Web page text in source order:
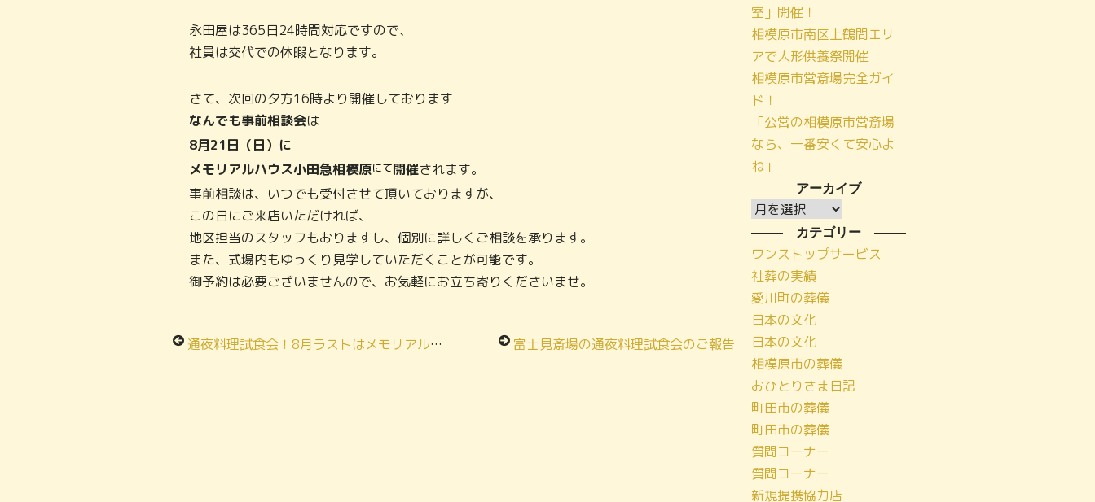
永田屋は365日24時間対応ですので、
社員は交代での休暇となります。
さて、次回の夕方16時より開催しております
なんでも事前相談会は
8月21日（日）に
メモリアルハウス小田急相模原にて開催されます。
事前相談は、いつでも受付させて頂いておりますが、
この日にご来店いただければ、
地区担当のスタッフもおりますし、個別に詳しくご相談を承ります。
また、式場内もゆっくり見学していただくことが可能です。
御予約は必要ございませんので、お気軽にお立ち寄りくださいませ。
通夜料理試食会！8月ラストはメモリアルハウス城山 での開催!! 富士見斎場の通夜料理試食会のご報告
室」開催！
相模原市南区上鶴間エリ
アで人形供養祭開催
相模原市営斎場完全ガイ
ド！
「公営の相模原市営斎場
なら、一番安くて安心よ
ね」
アーカイブ
ア
ー
カ
イ
ブ
カテゴリー
ワンストップサービス
社葬の実績
愛川町の葬儀
日本の文化
日本の文化
相模原市の葬儀
おひとりさま日記
町田市の葬儀
町田市の葬儀
質問コーナー
質問コーナー
新規提携協力店